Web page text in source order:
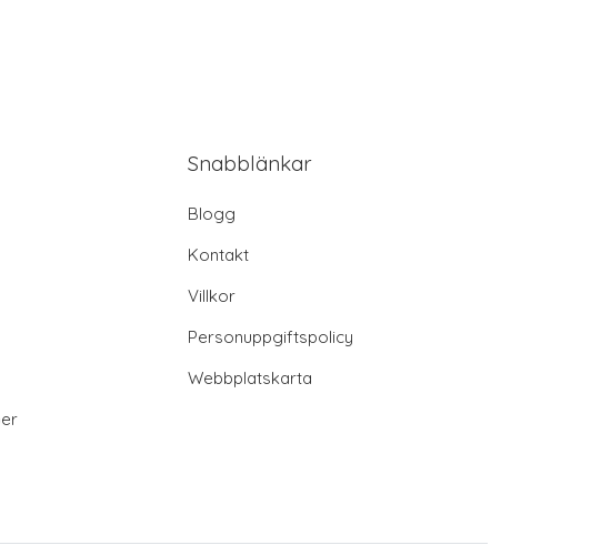
Snabblänkar
Blogg
Kontakt
Villkor
Personuppgiftspolicy
Webbplatskarta